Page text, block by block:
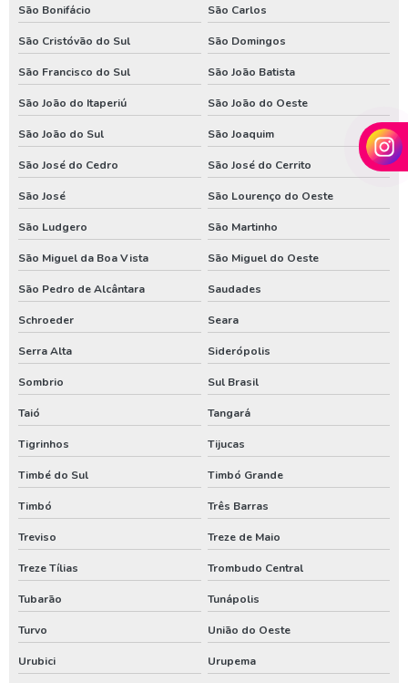
São Bonifácio São Carlos
São Cristóvão do Sul São Domingos
São Francisco do Sul São João Batista
São João do Itaperiú São João do Oeste
São João do Sul São Joaquim
São José do Cedro São José do Cerrito
São José São Lourenço do Oeste
São Ludgero São Martinho
São Miguel da Boa Vista São Miguel do Oeste
São Pedro de Alcântara Saudades
Schroeder Seara
Serra Alta Siderópolis
Sombrio Sul Brasil
Taió Tangará
Tigrinhos Tijucas
Timbé do Sul Timbó Grande
Timbó Três Barras
Treviso Treze de Maio
Treze Tílias Trombudo Central
Tubarão Tunápolis
Turvo União do Oeste
Urubici Urupema